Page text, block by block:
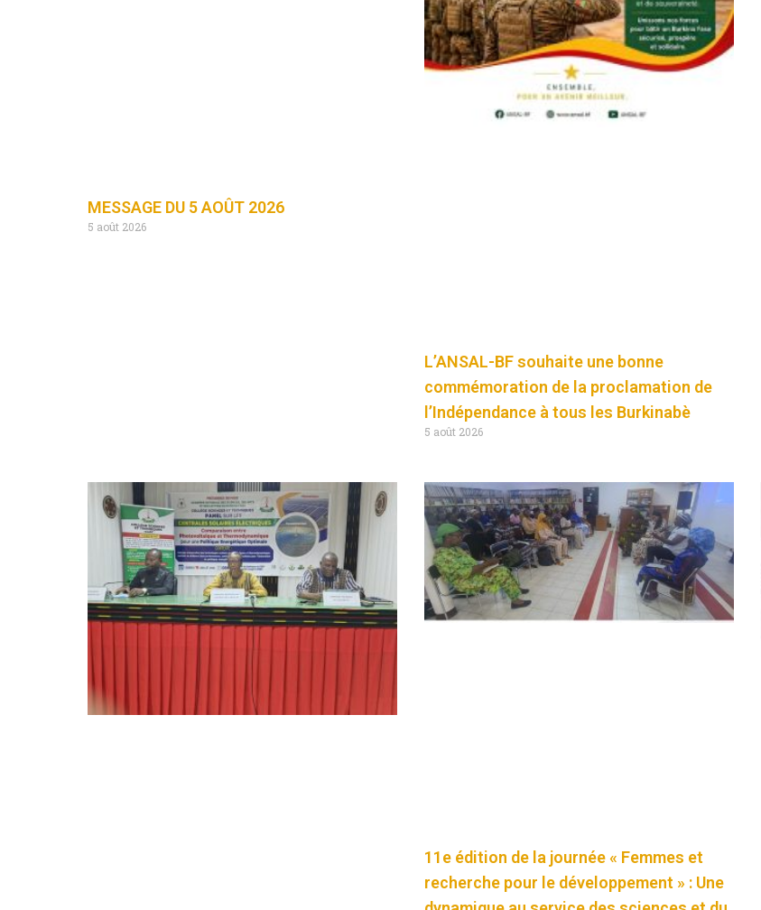
MESSAGE DU 5 AOÛT 2026
5 août 2026
L’ANSAL-BF souhaite une bonne
commémoration de la proclamation de
l’Indépendance à tous les Burkinabè
5 août 2026
11e édition de la journée « Femmes et
recherche pour le développement » : Une